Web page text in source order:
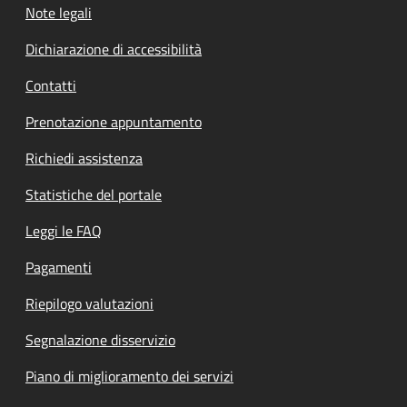
Note legali
Dichiarazione di accessibilità
Contatti
Prenotazione appuntamento
Richiedi assistenza
Statistiche del portale
Leggi le FAQ
Pagamenti
Riepilogo valutazioni
Segnalazione disservizio
Piano di miglioramento dei servizi